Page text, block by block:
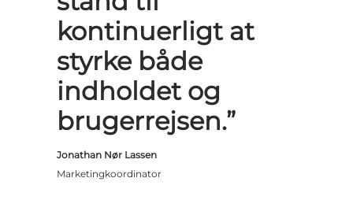
kontinuerligt at
styrke både
indholdet og
brugerrejsen.”
Jonathan Nør Lassen
Marketingkoordinator